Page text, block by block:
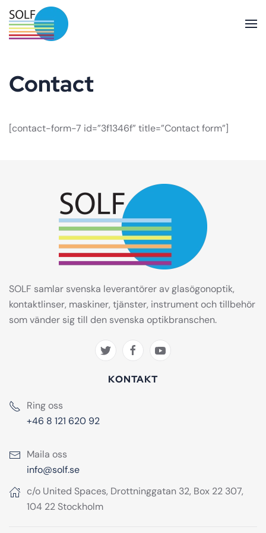
Skip to main content
Contact
[contact-form-7 id=”3f1346f” title=”Contact form”]
SOLF samlar svenska leverantörer av glasögonoptik,
kontaktlinser, maskiner, tjänster, instrument och tillbehör
som vänder sig till den svenska optikbranschen.
KONTAKT
Ring oss
+46 8 121 620 92
Maila oss
info@solf.se
c/o United Spaces, Drottninggatan 32, Box 22 307,
104 22 Stockholm